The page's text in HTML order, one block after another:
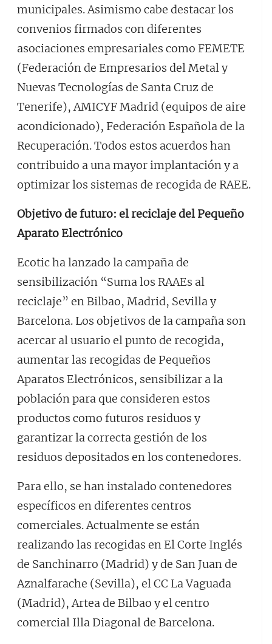
municipales. Asimismo cabe destacar los
convenios firmados con diferentes
asociaciones empresariales como FEMETE
(Federación de Empresarios del Metal y
Nuevas Tecnologías de Santa Cruz de
Tenerife), AMICYF Madrid (equipos de aire
acondicionado), Federación Española de la
Recuperación. Todos estos acuerdos han
contribuido a una mayor implantación y a
optimizar los sistemas de recogida de RAEE.
Objetivo de futuro: el reciclaje del Pequeño
Aparato Electrónico
Ecotic ha lanzado la campaña de
sensibilización “Suma los RAAEs al
reciclaje” en Bilbao, Madrid, Sevilla y
Barcelona. Los objetivos de la campaña son
acercar al usuario el punto de recogida,
aumentar las recogidas de Pequeños
Aparatos Electrónicos, sensibilizar a la
población para que consideren estos
productos como futuros residuos y
garantizar la correcta gestión de los
residuos depositados en los contenedores.
Para ello, se han instalado contenedores
específicos en diferentes centros
comerciales. Actualmente se están
realizando las recogidas en El Corte Inglés
de Sanchinarro (Madrid) y de San Juan de
Aznalfarache (Sevilla), el CC La Vaguada
(Madrid), Artea de Bilbao y el centro
comercial Illa Diagonal de Barcelona.